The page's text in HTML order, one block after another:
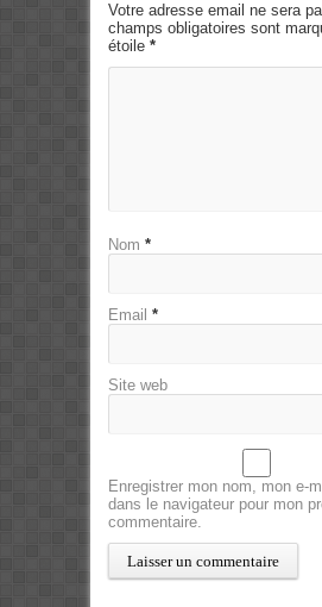
Votre adresse email ne sera
champs obligatoires sont
étoile *
Nom *
Email *
Site web
Enregistrer mon nom, mon e-
dans le navigateur pour mon
commentaire.